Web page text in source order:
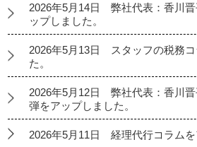
2026年5月14日 弊社代表：香川
ップしました。
2026年5月13日 スタッフの税務コ
た。
2026年5月12日 弊社代表：香川
弾をアップしました。
2026年5月11日 経理代行コラムを